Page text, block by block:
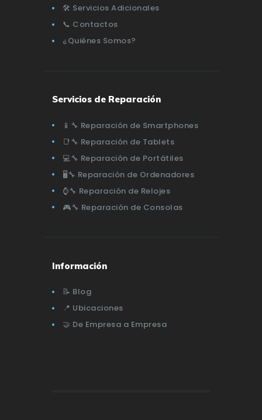
🛠️ Servicios Adicionales
📞 Contactos
¿Quiénes Somos?
Servicios de Reparación
📱🔧 Reparación de Smartphones
📑🔧 Reparación de Tablets
💻🔧 Reparación de Portátiles
🖥️🔧 Reparación de Ordenadores
⌚🔧 Reparación de Relojes
🎮🔧 Reparación de Consolas
Información
📝 Blog
📍 Ubicaciones
🤝 De Empresa a Empresa